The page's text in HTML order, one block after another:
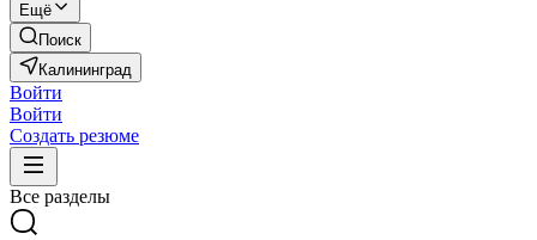
Ещё
Поиск
Калининград
Войти
Войти
Создать резюме
Все разделы